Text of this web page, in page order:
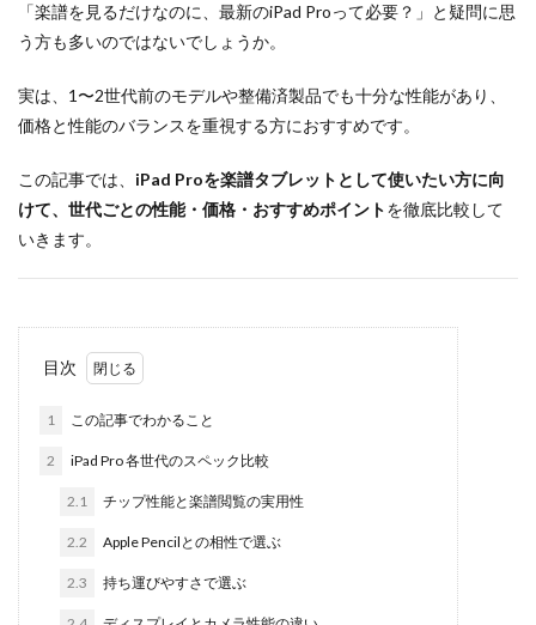
「楽譜を見るだけなのに、最新のiPad Proって必要？」と疑問に思
う方も多いのではないでしょうか。
実は、1〜2世代前のモデルや整備済製品でも十分な性能があり、
価格と性能のバランスを重視する方におすすめです。
この記事では、 iPad Proを楽譜タブレットとして使いたい方に向
けて、世代ごとの性能・価格・おすすめポイントを徹底比較して
いきます。
目次
1 この記事でわかること
2 iPad Pro 各世代のスペック比較
2.1 チップ性能と楽譜閲覧の実用性
2.2 Apple Pencilとの相性で選ぶ
2.3 持ち運びやすさで選ぶ